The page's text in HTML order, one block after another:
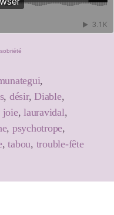
,
, désir,Diable,
joie,lauravidal,
, psychotrope,
,tabou, trouble-fête